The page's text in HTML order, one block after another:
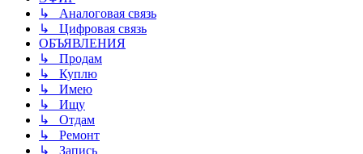
↳ Аналоговая связь
↳ Цифровая связь
ОБЪЯВЛЕНИЯ
↳ Продам
↳ Куплю
↳ Имею
↳ Ищу
↳ Отдам
↳ Ремонт
↳ Запись